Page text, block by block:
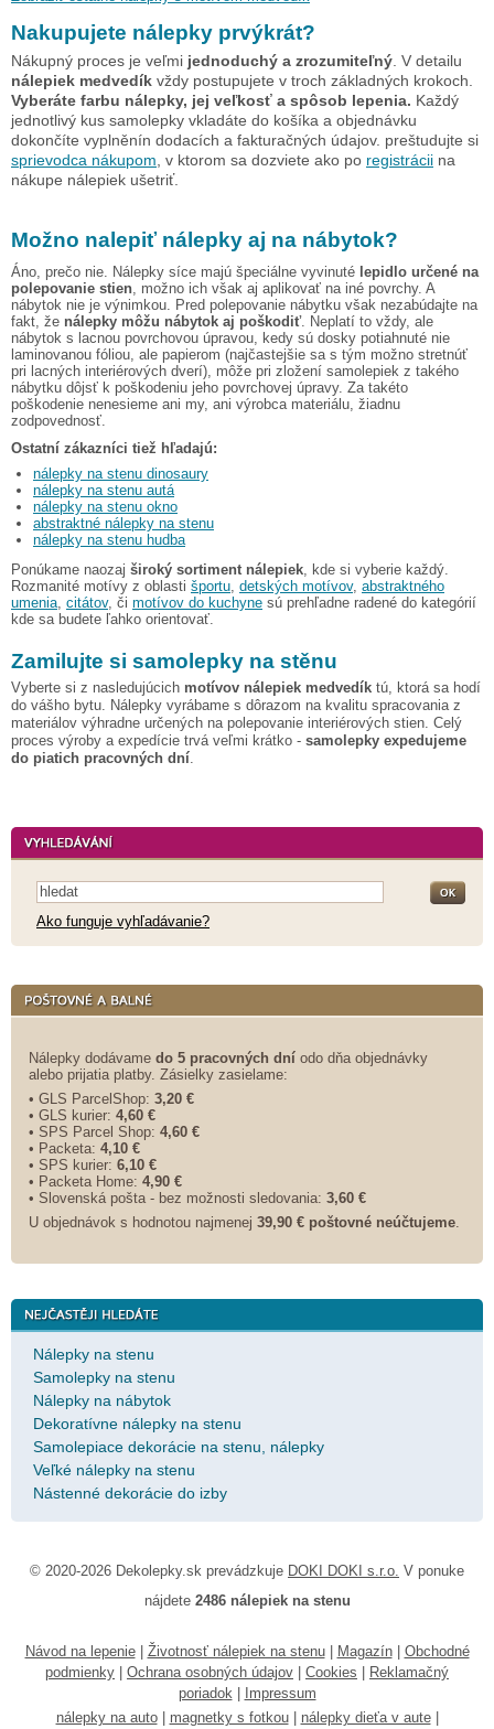
Nakupujete nálepky prvýkrát?
Nákupný proces je veľmi jednoduchý a zrozumiteľný . V detailu
nálepiek medvedík vždy postupujete v troch základných krokoch.
Vyberáte farbu nálepky, jej veľkosť a spôsob lepenia. Každý
jednotlivý kus samolepky vkladáte do košíka a objednávku
dokončíte vyplněnín dodacích a fakturačných údajov. preštudujte si
sprievodca nákupom , v ktorom sa dozviete ako po registrácii na
nákupe nálepiek ušetriť.
Možno nalepiť nálepky aj na nábytok?
Áno, prečo nie. Nálepky síce majú špeciálne vyvinuté lepidlo určené na
polepovanie stien, možno ich však aj aplikovať na iné povrchy. A
nábytok nie je výnimkou. Pred polepovanie nábytku však nezabúdajte na
fakt, že nálepky môžu nábytok aj poškodiť. Neplatí to vždy, ale
nábytok s lacnou povrchovou úpravou, kedy sú dosky potiahnuté nie
laminovanou fóliou, ale papierom (najčastejšie sa s tým možno stretnúť
pri lacných interiérových dverí), môže pri zložení samolepiek z takého
nábytku dôjsť k poškodeniu jeho povrchovej úpravy. Za takéto
poškodenie nenesieme ani my, ani výrobca materiálu, žiadnu
zodpovednosť.
Ostatní zákazníci tiež hľadajú:
nálepky na stenu dinosaury
nálepky na stenu autá
nálepky na stenu okno
abstraktné nálepky na stenu
nálepky na stenu hudba
Ponúkame naozaj široký sortiment nálepiek, kde si vyberie každý.
Rozmanité motívy z oblasti športu, detských motívov, abstraktného
umenia, citátov, či motívov do kuchyne sú prehľadne radené do kategórií
kde sa budete ľahko orientovať.
Zamilujte si samolepky na stěnu
Vyberte si z nasledujúcich motívov nálepiek medvedík tú, ktorá sa hodí
do vášho bytu. Nálepky vyrábame s dôrazom na kvalitu spracovania z
materiálov výhradne určených na polepovanie interiérových stien. Celý
proces výroby a expedície trvá veľmi krátko - samolepky expedujeme
do piatich pracovných dní.
Ako funguje vyhľadávanie?
Nálepky dodávame do 5 pracovných dní odo dňa objednávky
alebo prijatia platby. Zásielky zasielame:
• GLS ParcelShop: 3,20 €
• GLS kurier: 4,60 €
• SPS Parcel Shop: 4,60 €
• Packeta: 4,10 €
• SPS kurier: 6,10 €
• Packeta Home: 4,90 €
• Slovenská pošta - bez možnosti sledovania: 3,60 €
U objednávok s hodnotou najmenej 39,90 € poštovné neúčtujeme.
Nálepky na stenu
Samolepky na stenu
Nálepky na nábytok
Dekoratívne nálepky na stenu
Samolepiace dekorácie na stenu, nálepky
Veľké nálepky na stenu
Nástenné dekorácie do izby
© 2020-2026 Dekolepky.sk prevádzkuje DOKI DOKI s.r.o. V ponuke
nájdete 2486 nálepiek na stenu
Návod na lepenie| Životnosť nálepiek na stenu| Magazín| Obchodné
podmienky
Ochrana osobných údajov Cookies
Reklamačný
poriadok|
Impressum
nálepky na auto| magnetky s fotkou| nálepky dieťa v aute|